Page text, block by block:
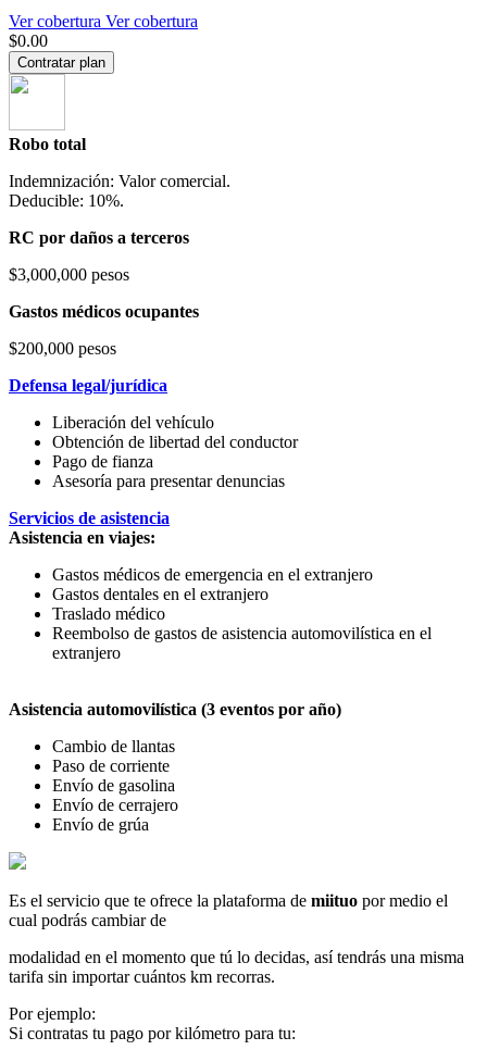
Ver cobertura Ver cobertura
$0.00
Contratar plan
Robo total
Indemnización: Valor comercial.
Deducible: 10%.
RC por daños a terceros
$3,000,000 pesos
Gastos médicos ocupantes
$200,000 pesos
Defensa legal/jurídica
Liberación del vehículo
Obtención de libertad del conductor
Pago de fianza
Asesoría para presentar denuncias
Servicios de asistencia
Asistencia en viajes:
Gastos médicos de emergencia en el extranjero
Gastos dentales en el extranjero
Traslado médico
Reembolso de gastos de asistencia automovilística en el
extranjero
Asistencia automovilística (3 eventos por año)
Cambio de llantas
Paso de corriente
Envío de gasolina
Envío de cerrajero
Envío de grúa
Es el servicio que te ofrece la plataforma de miituo por medio el
cual podrás cambiar de
modalidad en el momento que tú lo decidas, así tendrás una misma
tarifa sin importar cuántos km recorras.
Por ejemplo:
Si contratas tu pago por kilómetro para tu: